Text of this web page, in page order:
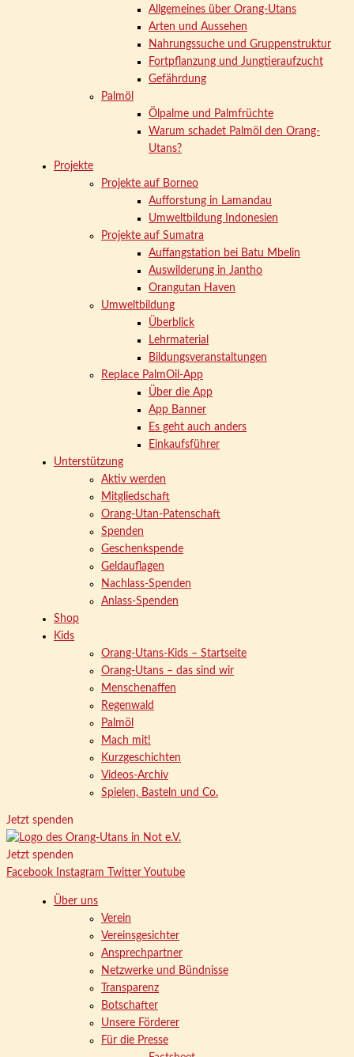
Allgemeines über Orang-Utans
Arten und Aussehen
Nahrungssuche und Gruppenstruktur
Fortpflanzung und Jungtieraufzucht
Gefährdung
Palmöl
Ölpalme und Palmfrüchte
Warum schadet Palmöl den Orang-
Utans?
Projekte
Projekte auf Borneo
Aufforstung in Lamandau
Umweltbildung Indonesien
Projekte auf Sumatra
Auffangstation bei Batu Mbelin
Auswilderung in Jantho
Orangutan Haven
Umweltbildung
Überblick
Lehrmaterial
Bildungsveranstaltungen
Replace PalmOil-App
Über die App
App Banner
Es geht auch anders
Einkaufsführer
Unterstützung
Aktiv werden
Mitgliedschaft
Orang-Utan-Patenschaft
Spenden
Geschenkspende
Geldauflagen
Nachlass-Spenden
Anlass-Spenden
Shop
Kids
Orang-Utans-Kids – Startseite
Orang-Utans – das sind wir
Menschenaffen
Regenwald
Palmöl
Mach mit!
Kurzgeschichten
Videos-Archiv
Spielen, Basteln und Co.
Jetzt spenden
Jetzt spenden
Facebook
Instagram Twitter Youtube
Über uns
Verein
Vereinsgesichter
Ansprechpartner
Netzwerke und Bündnisse
Transparenz
Botschafter
Unsere Förderer
Für die Presse